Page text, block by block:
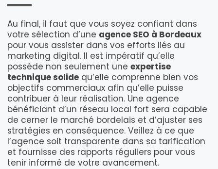
Au final, il faut que vous soyez confiant dans
votre sélection d’une agence SEO à Bordeaux
pour vous assister dans vos efforts liés au
marketing digital. Il est impératif qu’elle
possède non seulement une expertise
technique solide qu’elle comprenne bien vos
objectifs commerciaux afin qu’elle puisse
contribuer à leur réalisation. Une agence
bénéficiant d’un réseau local fort sera capable
de cerner le marché bordelais et d’ajuster ses
stratégies en conséquence. Veillez à ce que
l’agence soit transparente dans sa tarification
et fournisse des rapports réguliers pour vous
tenir informé de votre avancement.